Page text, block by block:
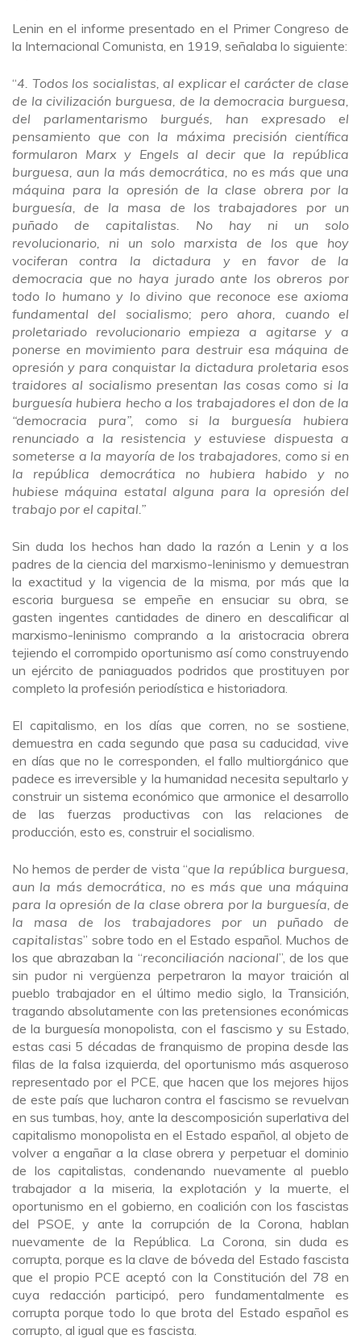
Lenin en el informe presentado en el Primer Congreso de
la Internacional Comunista, en 1919, señalaba lo siguiente:
“4. Todos los socialistas, al explicar el carácter de clase
de la civilización burguesa, de la democracia burguesa,
del parlamentarismo burgués, han expresado el
pensamiento que con la máxima precisión científica
formularon Marx y Engels al decir que la república
burguesa, aun la más democrática, no es más que una
máquina para la opresión de la clase obrera por la
burguesía, de la masa de los trabajadores por un
puñado de capitalistas. No hay ni un solo
revolucionario, ni un solo marxista de los que hoy
vociferan contra la dictadura y en favor de la
democracia que no haya jurado ante los obreros por
todo lo humano y lo divino que reconoce ese axioma
fundamental del socialismo; pero ahora, cuando el
proletariado revolucionario empieza a agitarse y a
ponerse en movimiento para destruir esa máquina de
opresión y para conquistar la dictadura proletaria esos
traidores al socialismo presentan las cosas como si la
burguesía hubiera hecho a los trabajadores el don de la
“democracia pura”, como si la burguesía hubiera
renunciado a la resistencia y estuviese dispuesta a
someterse a la mayoría de los trabajadores, como si en
la república democrática no hubiera habido y no
hubiese máquina estatal alguna para la opresión del
trabajo por el capital.”
Sin duda los hechos han dado la razón a Lenin y a los
padres de la ciencia del marxismo-leninismo y demuestran
la exactitud y la vigencia de la misma, por más que la
escoria burguesa se empeñe en ensuciar su obra, se
gasten ingentes cantidades de dinero en descalificar al
marxismo-leninismo comprando a la aristocracia obrera
tejiendo el corrompido oportunismo así como construyendo
un ejército de paniaguados podridos que prostituyen por
completo la profesión periodística e historiadora.
El capitalismo, en los días que corren, no se sostiene,
demuestra en cada segundo que pasa su caducidad, vive
en días que no le corresponden, el fallo multiorgánico que
padece es irreversible y la humanidad necesita sepultarlo y
construir un sistema económico que armonice el desarrollo
de las fuerzas productivas con las relaciones de
producción, esto es, construir el socialismo.
No hemos de perder de vista “que la república burguesa,
aun la más democrática, no es más que una máquina
para la opresión de la clase obrera por la burguesía, de
la masa de los trabajadores por un puñado de
capitalistas” sobre todo en el Estado español. Muchos de
los que abrazaban la “reconciliación nacional”, de los que
sin pudor ni vergüenza perpetraron la mayor traición al
pueblo trabajador en el último medio siglo, la Transición,
tragando absolutamente con las pretensiones económicas
de la burguesía monopolista, con el fascismo y su Estado,
estas casi 5 décadas de franquismo de propina desde las
filas de la falsa izquierda, del oportunismo más asqueroso
representado por el PCE, que hacen que los mejores hijos
de este país que lucharon contra el fascismo se revuelvan
en sus tumbas, hoy, ante la descomposición superlativa del
capitalismo monopolista en el Estado español, al objeto de
volver a engañar a la clase obrera y perpetuar el dominio
de los capitalistas, condenando nuevamente al pueblo
trabajador a la miseria, la explotación y la muerte, el
oportunismo en el gobierno, en coalición con los fascistas
del PSOE, y ante la corrupción de la Corona, hablan
nuevamente de la República. La Corona, sin duda es
corrupta, porque es la clave de bóveda del Estado fascista
que el propio PCE aceptó con la Constitución del 78 en
cuya redacción participó, pero fundamentalmente es
corrupta porque todo lo que brota del Estado español es
corrupto, al igual que es fascista.